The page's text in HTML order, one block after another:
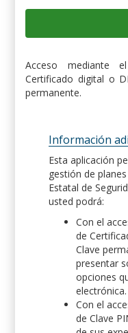
Acceso mediante
Certificado digital o
permanente.
Información
Esta aplicación
gestión de
Estatal de
usted podrá:
Con el
de
Clave
presentar
opciones
electrónica.
Con el
de Clave